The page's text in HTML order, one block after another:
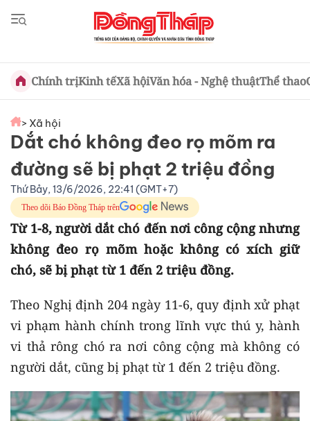
Chính trịKinh tếXã hộiVăn hóa - Nghệ thuậtThể thao
> Xã hội
Dắt chó không đeo rọ mõm ra
đường sẽ bị phạt 2 triệu đồng
Thứ Bảy, 13/6/2026, 22:41 (GMT+7)
Theo dõi Báo Đồng Tháp trên
Từ 1-8, người dắt chó đến nơi công cộng nhưng
không đeo rọ mõm hoặc không có xích giữ
chó, sẽ bị phạt từ 1 đến 2 triệu đồng.
Theo Nghị định 204 ngày 11-6, quy định xử phạt
vi phạm hành chính trong lĩnh vực thú y, hành
vi thả rông chó ra nơi công cộng mà không có
người dắt, cũng bị phạt từ 1 đến 2 triệu đồng.